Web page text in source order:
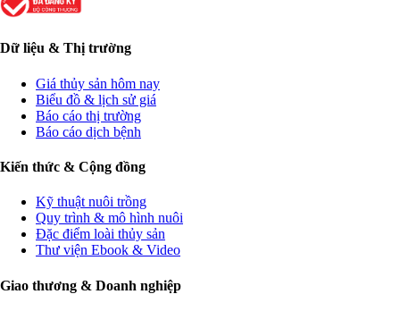
Dữ liệu & Thị trường
Giá thủy sản hôm nay
Biểu đồ & lịch sử giá
Báo cáo thị trường
Báo cáo dịch bệnh
Kiến thức & Cộng đồng
Kỹ thuật nuôi trồng
Quy trình & mô hình nuôi
Đặc điểm loài thủy sản
Thư viện Ebook & Video
Giao thương & Doanh nghiệp